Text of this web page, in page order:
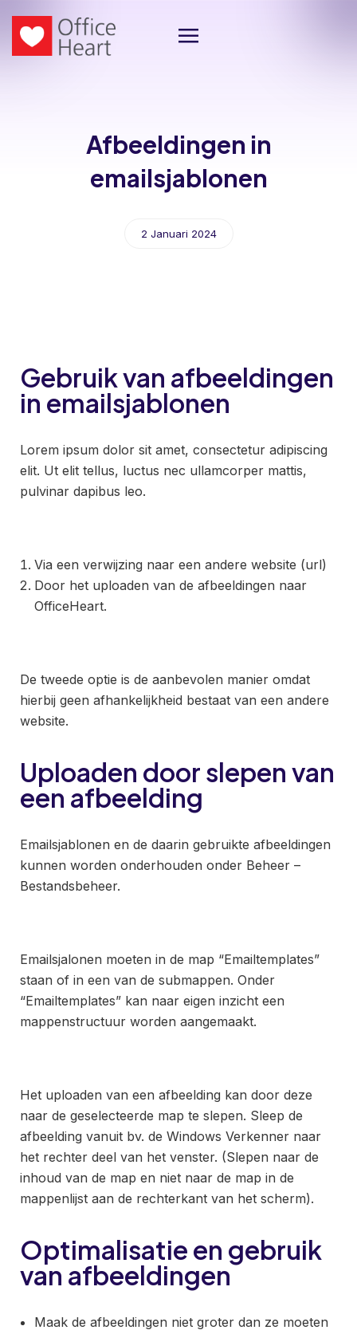
Afbeeldingen in
emailsjablonen
2 Januari 2024
Gebruik van afbeeldingen
in emailsjablonen
Lorem ipsum dolor sit amet, consectetur adipiscing
elit. Ut elit tellus, luctus nec ullamcorper mattis,
pulvinar dapibus leo.
Via een verwijzing naar een andere website (url)
Door het uploaden van de afbeeldingen naar
OfficeHeart.
De tweede optie is de aanbevolen manier omdat
hierbij geen afhankelijkheid bestaat van een andere
website.
Uploaden door slepen van
een afbeelding
Emailsjablonen en de daarin gebruikte afbeeldingen
kunnen worden onderhouden onder Beheer –
Bestandsbeheer.
Emailsjalonen moeten in de map “Emailtemplates”
staan of in een van de submappen. Onder
“Emailtemplates” kan naar eigen inzicht een
mappenstructuur worden aangemaakt.
Het uploaden van een afbeelding kan door deze
naar de geselecteerde map te slepen. Sleep de
afbeelding vanuit bv. de Windows Verkenner naar
het rechter deel van het venster. (Slepen naar de
inhoud van de map en niet naar de map in de
mappenlijst aan de rechterkant van het scherm).
Optimalisatie en gebruik
van afbeeldingen
Maak de afbeeldingen niet groter dan ze moeten